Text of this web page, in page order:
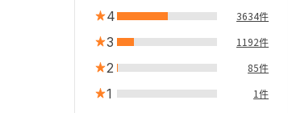
4 3634件
3 1192件
2 85件
1 1件